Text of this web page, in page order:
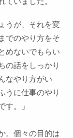
うが、それを変
でのやり方をそ
めないでもらい
の話をしっかり
なやり方がい
うに仕事のやり
す。」
。個々の目的は